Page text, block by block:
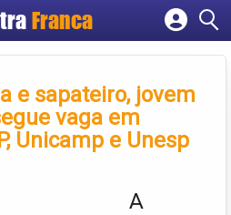
Franca
Cadastrar empresa
Criar conta
e sapateiro, jovem
vaga em
Unicamp e Unesp
A